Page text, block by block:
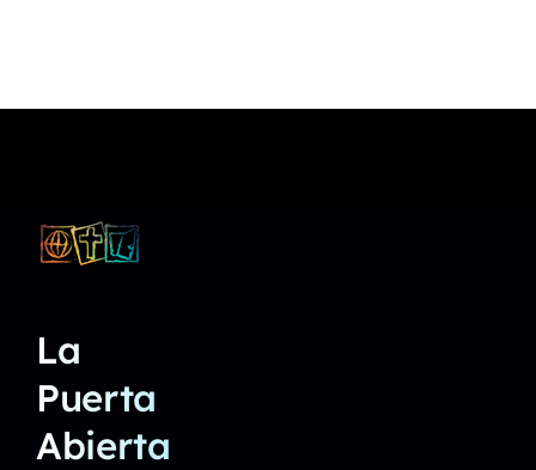
La
Puerta
Abierta